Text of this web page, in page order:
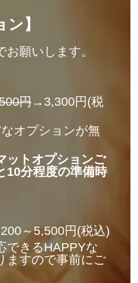
ン】
願いします。
円→3,300円(税
オプションが無
ットオプションご
10分程度の準備時
～5,500円(税込)
できるHAPPYな
ますので事前にご